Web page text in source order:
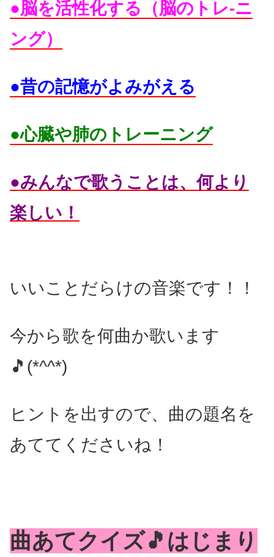
●脳を活性化する（脳のトレ-ニ
ング）
●昔の記憶がよみがえる
●心臓や肺のトレーニング
●みんなで歌うことは、何より
楽しい！
いいことだらけの音楽です！！
今から歌を何曲か歌います
🎵(*^^*)
ヒントを出すので、曲の題名を
あててくださいね！
曲あてクイズ🎵はじまり